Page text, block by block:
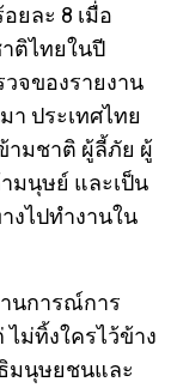
ยละ 8 เมื่อ
ติไทยในปี
จของรายงาน
ประเทศไทย
ามชาติ ผู้ลี้ภัย ผู้
มนุษย์ และเป็น
งไปทำงานใน
นการณ์การ
ม่ทิ้งใครไว้ข้าง
มนุษยชนและ